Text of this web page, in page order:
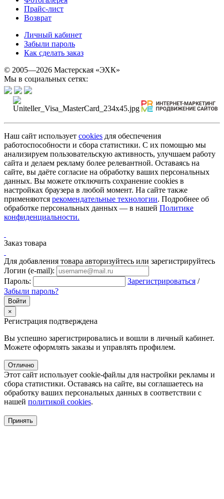
Прайс-лист
Возврат
Личный кабинет
Забыли пароль
Как сделать заказ
© 2005—2026 Мастерская «ЭХК»
Мы в социальных сетях:
Наш сайт использует cookies для обеспечения
работоспособности и сбора статистики. С их помощью мы
анализируем пользовательскую активность, улучшаем работу
сайта и делаем рекламу более релевантной. Оставаясь на
сайте, вы даёте согласие на обработку ваших персональных
данных. Вы можете отключить сохранение cookies в
настройках браузера в любой момент. На сайте также
применяются рекомендательные технологии. Подробнее об
обработке персональных данных — в нашей Политике
конфиденциальности.
Заказ товара
Для добавления товара авторизуйтесь или зарегистрируйтесь
Логин (e-mail):
Пароль:
Зарегистрироваться /
Забыли пароль?
×
Регистрация подтверждена
Вы успешно зарегистрировались и вошли в личный кабинет.
Можете оформлять заказы и управлять профилем.
Отлично
Этот сайт использует cookie-файлы для настройки рекламы и
сбора статистики. Оставаясь на сайте, вы соглашаетесь на
обработку ваших персональных данных в соответствии с
нашей политикой cookies.
Принять